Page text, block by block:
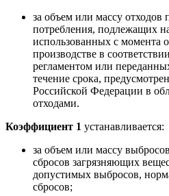
за объем или массу отходов
потребления, подлежащих
использованных с момента
производстве в
регламентом или
течение срока,
Российской Федерации в
отходами.
Коэффициент 1 устанавливается:
за объем или массу
сбросов загрязняющих
допустимых выбросов,
сбросов;